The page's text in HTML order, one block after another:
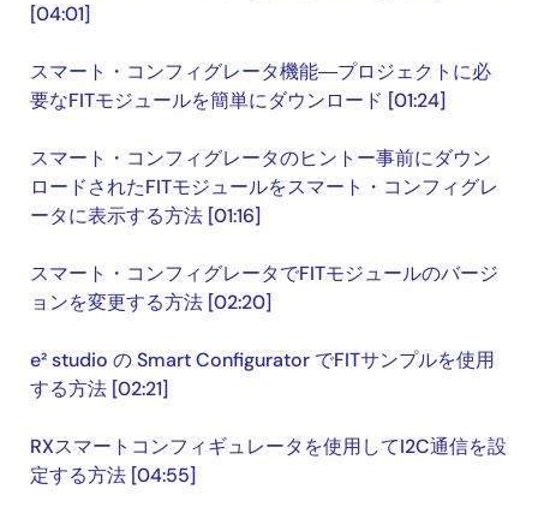
[04:01]
スマート・コンフィグレータ機能―プロジェクトに必
要なFITモジュールを簡単にダウンロード [01:24]
スマート・コンフィグレータのヒントー事前にダウン
ロードされたFITモジュールをスマート・コンフィグレ
ータに表示する方法 [01:16]
スマート・コンフィグレータでFITモジュールのバージ
ョンを変更する方法 [02:20]
e² studio の Smart Configurator でFITサンプルを使用
する方法 [02:21]
RXスマートコンフィギュレータを使用してI2C通信を設
定する方法 [04:55]